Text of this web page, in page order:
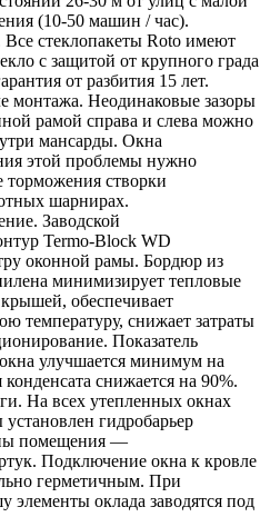
(10-50 машин / час).
Все стеклопакеты Roto имеют
с защитой от крупного града
от разбития 15 лет.
монтажа. Неодинаковые зазоры
рамой справа и слева можно
мансарды. Окна
этой проблемы нужно
торможения створки
шарнирах.
Заводской
Termo-Block WD
оконной рамы. Бордюр из
минимизирует тепловые
обеспечивает
температуру, снижает затраты
Показатель
улучшается минимум на
снижается на 90%.
На всех утепленных окнах
гидробарьер
помещения —
Подключение окна к кровле
герметичным. При
элементы оклада заводятся под